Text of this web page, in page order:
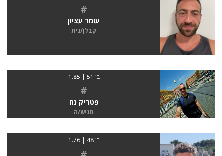
#
עומר עציון
קבלן/נית
בן 51 | 1.85
#
פטריק נח
מגיש/ה
בן 48 | 1.76